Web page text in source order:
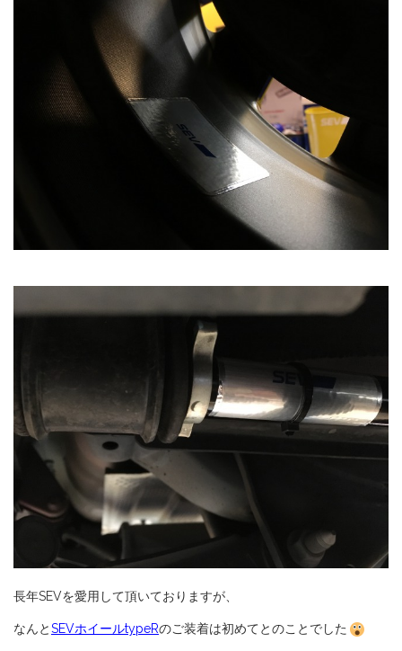
長年SEVを愛用して頂いておりますが、
なんとSEVホイールtypeRのご装着は初めてとのことでした